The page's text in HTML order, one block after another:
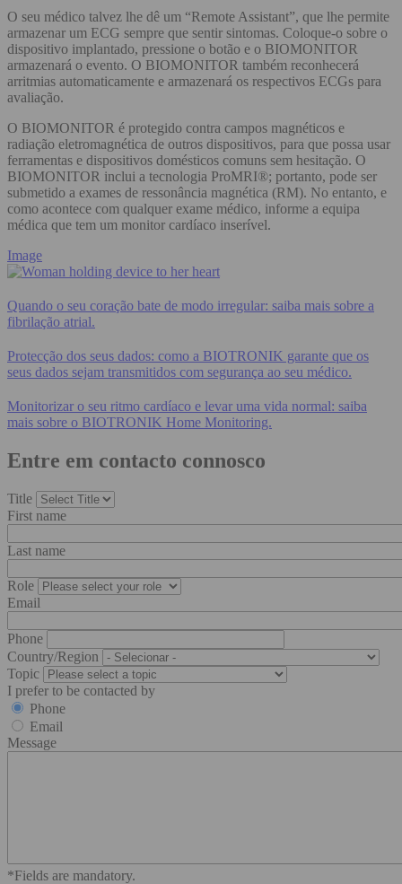
O seu médico talvez lhe dê um “Remote Assistant”, que lhe permite
armazenar um ECG sempre que sentir sintomas. Coloque-o sobre o
dispositivo implantado, pressione o botão e o BIOMONITOR
armazenará o evento. O BIOMONITOR também reconhecerá
arritmias automaticamente e armazenará os respectivos ECGs para
avaliação.
O BIOMONITOR é protegido contra campos magnéticos e
radiação eletromagnética de outros dispositivos, para que possa usar
ferramentas e dispositivos domésticos comuns sem hesitação. O
BIOMONITOR inclui a tecnologia ProMRI®; portanto, pode ser
submetido a exames de ressonância magnética (RM). No entanto, e
como acontece com qualquer exame médico, informe a equipa
médica que tem um monitor cardíaco inserível.
Image
Quando o seu coração bate de modo irregular: saiba mais sobre a
fibrilação atrial.
Protecção dos seus dados: como a BIOTRONIK garante que os
seus dados sejam transmitidos com segurança ao seu médico.
Monitorizar o seu ritmo cardíaco e levar uma vida normal: saiba
mais sobre o BIOTRONIK Home Monitoring.
Entre em contacto connosco
Title
First name
Last name
Role
Email
Phone
Country/Region
Topic
I prefer to be contacted by
Phone
Email
Message
*Fields are mandatory.